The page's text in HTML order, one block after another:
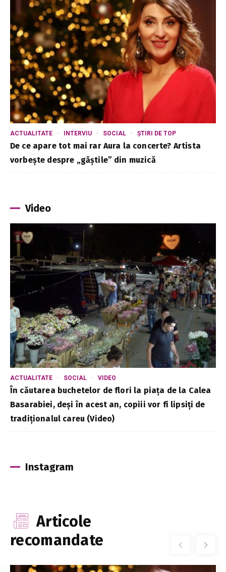
ACTUALITATE INTERVIU SOCIAL ȘTIRI DE TOP
De ce apare tot mai rar Aura la concerte? Artista
vorbește despre „găștile” din muzică
Video
ACTUALITATE SOCIAL VIDEO
În căutarea buchetelor de flori la piața de la Calea
Basarabiei, deși în acest an, copiii vor fi lipsiți de
tradiționalul careu (Video)
Instagram
Articole
recomandate